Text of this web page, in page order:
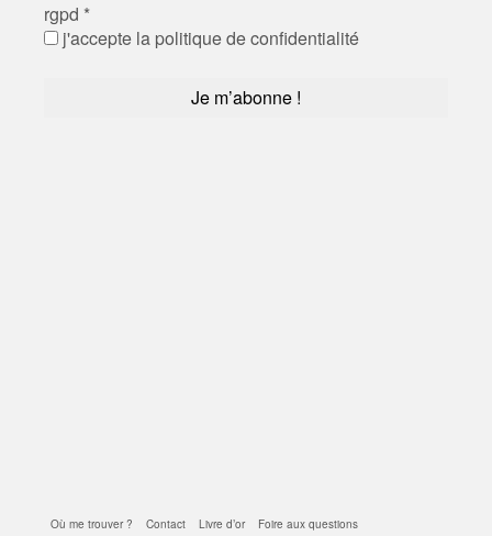
rgpd *
j'accepte la politique de confidentialité
Où me trouver ? Contact Livre d’or Foire aux questions